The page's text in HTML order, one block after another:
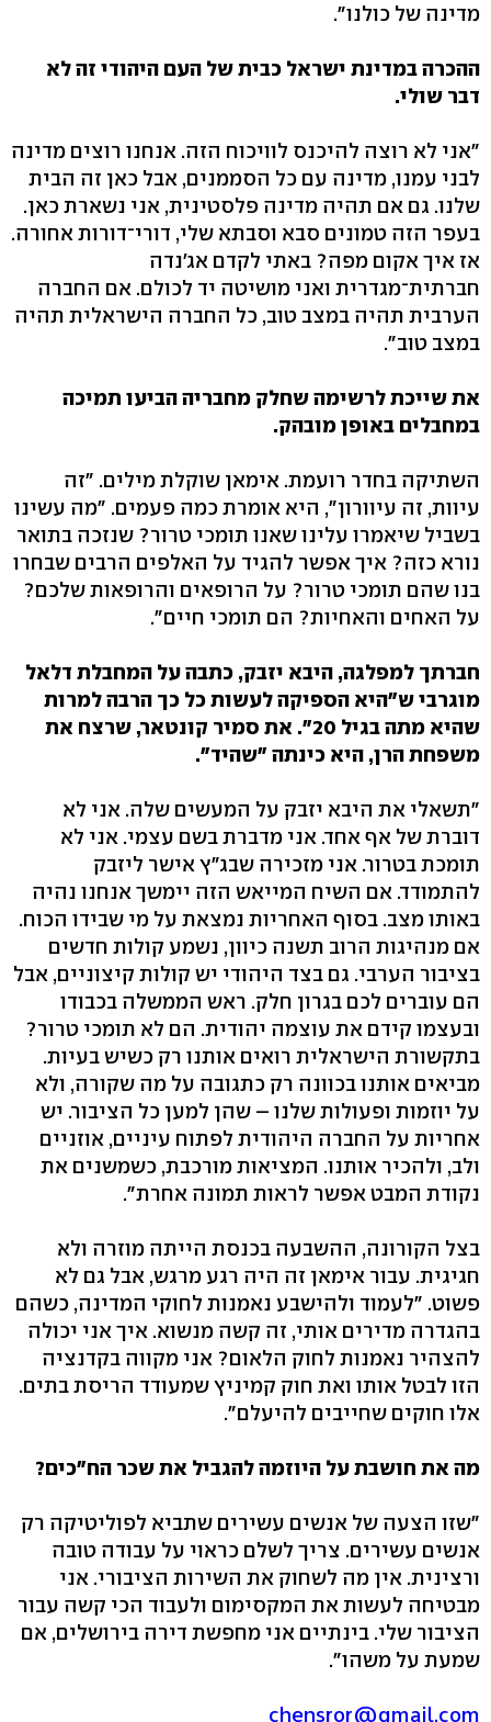
מדינה של כולנו".
ההכרה במדינת ישראל כבית של העם היהודי זה לא
דבר שולי.
"אני לא רוצה להיכנס לוויכוח הזה. אנחנו רוצים מדינה
לבני עמנו, מדינה עם כל הסממנים, אבל כאן זה הבית
שלנו. גם אם תהיה מדינה פלסטינית, אני נשארת כאן.
בעפר הזה טמונים סבא וסבתא שלי, דורי־דורות אחורה.
אז איך אקום מפה? באתי לקדם אג'נדה
חברתית־מגדרית ואני מושיטה יד לכולם. אם החברה
הערבית תהיה במצב טוב, כל החברה הישראלית תהיה
במצב טוב".
את שייכת לרשימה שחלק מחבריה הביעו תמיכה
במחבלים באופן מובהק.
השתיקה בחדר רועמת. אימאן שוקלת מילים. "זה
עיוות, זה עיוורון", היא אומרת כמה פעמים. "מה עשינו
בשביל שיאמרו עלינו שאנו תומכי טרור? שנזכה בתואר
נורא כזה? איך אפשר להגיד על האלפים הרבים שבחרו
בנו שהם תומכי טרור? על הרופאים והרופאות שלכם?
על האחים והאחיות? הם תומכי חיים".
חברתך למפלגה, היבא יזבק, כתבה על המחבלת דלאל
מוגרבי ש"היא הספיקה לעשות כל כך הרבה למרות
שהיא מתה בגיל 20". את סמיר קונטאר, שרצח את
משפחת הרן, היא כינתה "שהיד".
"תשאלי את היבא יזבק על המעשים שלה. אני לא
דוברת של אף אחד. אני מדברת בשם עצמי. אני לא
תומכת בטרור. אני מזכירה שבג"ץ אישר ליזבק
להתמודד. אם השיח המייאש הזה יימשך אנחנו נהיה
באותו מצב. בסוף האחריות נמצאת על מי שבידו הכוח.
אם מנהיגות הרוב תשנה כיוון, נשמע קולות חדשים
בציבור הערבי. גם בצד היהודי יש קולות קיצוניים, אבל
הם עוברים לכם בגרון חלק. ראש הממשלה בכבודו
ובעצמו קידם את עוצמה יהודית. הם לא תומכי טרור?
בתקשורת הישראלית רואים אותנו רק כשיש בעיות.
מביאים אותנו בכוונה רק כתגובה על מה שקורה, ולא
על יוזמות ופעולות שלנו – שהן למען כל הציבור. יש
אחריות על החברה היהודית לפתוח עיניים, אוזניים
ולב, ולהכיר אותנו. המציאות מורכבת, כשמשנים את
נקודת המבט אפשר לראות תמונה אחרת".
בצל הקורונה, ההשבעה בכנסת הייתה מוזרה ולא
חגיגית. עבור אימאן זה היה רגע מרגש, אבל גם לא
פשוט. "לעמוד ולהישבע נאמנות לחוקי המדינה, כשהם
בהגדרה מדירים אותי, זה קשה מנשוא. איך אני יכולה
להצהיר נאמנות לחוק הלאום? אני מקווה בקדנציה
הזו לבטל אותו ואת חוק קמיניץ שמעודד הריסת בתים.
אלו חוקים שחייבים להיעלם".
מה את חושבת על היוזמה להגביל את שכר הח"כים?
"שזו הצעה של אנשים עשירים שתביא לפוליטיקה רק
אנשים עשירים. צריך לשלם כראוי על עבודה טובה
ורצינית. אין מה לשחוק את השירות הציבורי. אני
מבטיחה לעשות את המקסימום ולעבוד הכי קשה עבור
הציבור שלי. בינתיים אני מחפשת דירה בירושלים, אם
שמעת על משהו".
chensror@gmail.com